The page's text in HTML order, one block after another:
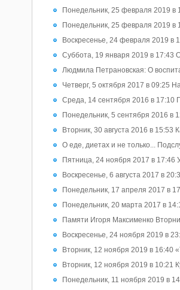
Понедельник, 25 февраля 2019
Понедельник, 25 февраля 2019
Воскресенье, 24 февраля 2019 в
Суббота, 19 января 2019 в 17:43
Людмила Петрановская: О
Четверг, 5 октября 2017 в 09:25
Среда, 14 сентября 2016 в 17:10
Понедельник, 5 сентября 2016 в
Вторник, 30 августа 2016 в
О еде, диетах и не только...
Пятница, 24 ноября 2017 в 17:46
Воскресенье, 6 августа 2017 в
Понедельник, 17 апреля 2017 в
Понедельник, 20 марта 2017 в
Памяти Игоря Максименко
Воскресенье, 24 ноября 2019 в
Вторник, 12 ноября 2019 в 16:40
Вторник, 12 ноября 2019 в 10:21
Понедельник, 11 ноября 2019 в